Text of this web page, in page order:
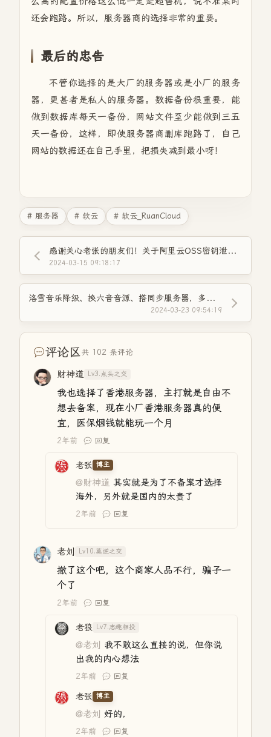
还会跑路。所以，服务器商的选择非常的重要。
最后的忠告
不管你选择的是大厂的服务器或是小厂的服务
器，更甚者是私人的服务器。数据备份很重要，能
做到数据库每天一备份，网站文件至少能做到三五
天一备份，这样，即使服务器商删库跑路了，自己
网站的数据还在自己手里，把损失减到最小呀！
# 服务器 # 软云 # 软云_RuanCloud
感谢关心老张的朋友们！关于阿里云OSS密钥泄露这件事！
2024-03-15 09:18:17
洛雪音乐降级、换六音音源、搭同步服务器，多设备畅听全网音乐！
2024-03-23 09:54:19
评论区共 102 条评论
财神道 Lv3.点头之交
我也选择了香港服务器，主打就是自由不
想去备案，现在小厂香港服务器真的便
宜，医保烟钱就能玩一个月
2年前 回复
老张 博主
@财神道 其实就是为了不备案才选择
海外，另外就是国内的太贵了
2年前 回复
老刘 Lv10.莫逆之交
撤了这个吧，这个商家人品不行，骗子一
个了
2年前 回复
老狼 Lv7.志趣相投
@老刘
我不敢这么直接的说，但你说
出我的内心想法
2年前 回复
老张 博主
@老刘 好的，
2年前 回复